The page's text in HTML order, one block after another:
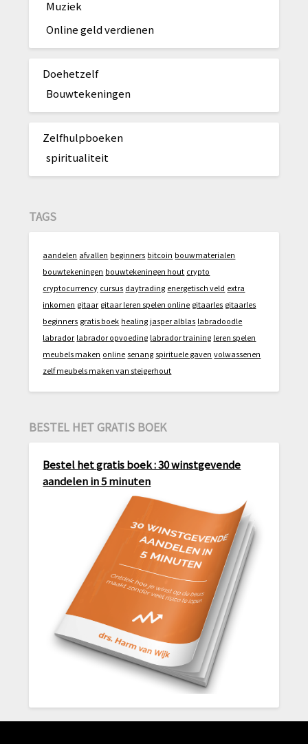
Muziek
Online geld verdienen
Doehetzelf
Bouwtekeningen
Zelfhulpboeken
spiritualiteit
TAGS
aandelen afvallen beginners bitcoin bouwmaterialen
bouwtekeningen bouwtekeningen hout crypto
cryptocurrency cursus daytrading energetisch veld extra
inkomen gitaar gitaar leren spelen online gitaarles gitaarles
beginners gratis boek healing jasper alblas labradoodle
labrador labrador opvoeding labrador training leren spelen
meubels maken online senang spirituele gaven volwassenen
zelf meubels maken van steigerhout
BESTEL HET GRATIS BOEK
Bestel het gratis boek : 30 winstgevende
aandelen in 5 minuten